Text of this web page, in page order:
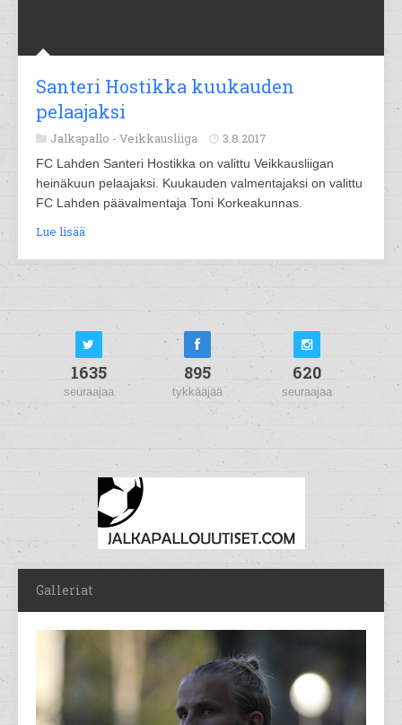
Santeri Hostikka kuukauden
pelaajaksi
Jalkapallo - Veikkausliiga 3.8.2017
FC Lahden Santeri Hostikka on valittu Veikkausliigan
heinäkuun pelaajaksi. Kuukauden valmentajaksi on valittu
FC Lahden päävalmentaja Toni Korkeakunnas.
Lue lisää
1635
seuraajaa
895
tykkääjää
620
seuraajaa
Galleriat